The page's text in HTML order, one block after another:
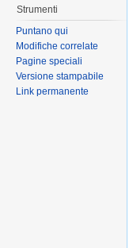
Strumenti
Puntano qui
Modifiche correlate
Pagine speciali
Versione stampabile
Link permanente